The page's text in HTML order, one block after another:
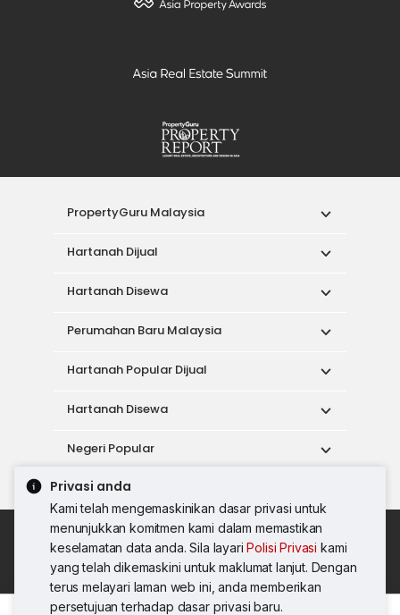
Privasi anda
Kami telah mengemaskinikan dasar privasi untuk
menunjukkan komitmen kami dalam memastikan
keselamatan data anda. Sila layariPolisi Privasi kami
yang telah dikemaskini untuk maklumat lanjut. Dengan
terus melayari laman web ini, anda memberikan
persetujuan terhadap dasar privasi baru.
PropertyGuru Malaysia
Hartanah Dijual
Hartanah Disewa
Perumahan Baru Malaysia
Hartanah Popular Dijual
Hartanah Disewa
Negeri Popular
Alat
Dasar Penggunaan
Syarat Perkhidmatan
Dasar Privasi
Syarat Pembelian
© 2026 PropertyGuru International (Malaysia)